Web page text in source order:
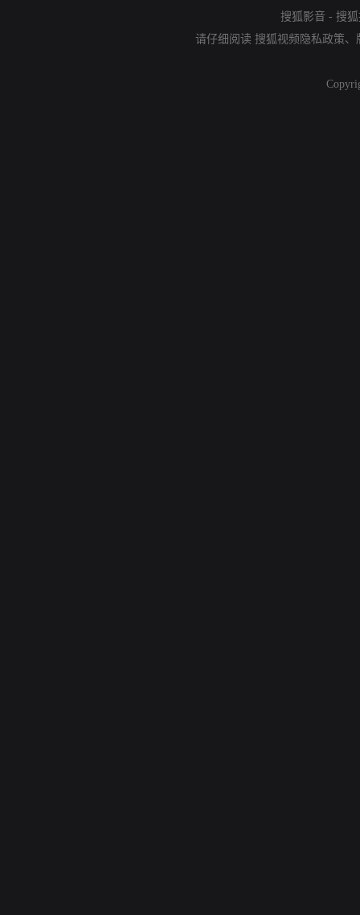
搜狐影音 - 搜
请仔细阅读 搜狐视频隐私政策、